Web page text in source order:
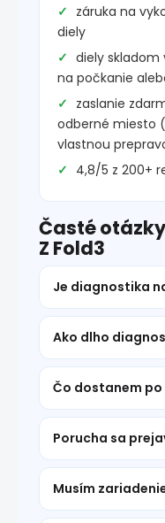
záruka na
diely
diely skladom
na počkanie
zaslanie
odberné miesto
vlastnou
4,8/5 z 200+
Časté
Z Fold3
Je diagnostika
Ako dlho
Čo dostanem
Porucha sa
Musím